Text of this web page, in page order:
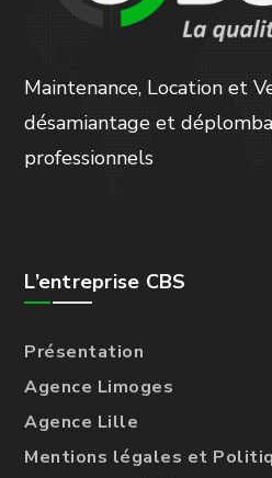
Maintenance, Location et
désamiantage et
professionnels
L’entreprise CBS
Présentation
Agence Limoges
Agence Lille
Mentions légales et